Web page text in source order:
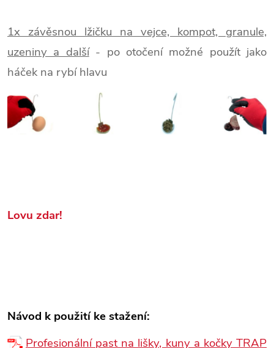
1x závěsnou lžičku na vejce, kompot, granule,
uzeniny a další- po otočení možné použít jako
háček na rybí hlavu
Lovu zdar!
Návod k použití ke stažení:
Profesionální past na lišky, kuny a kočky TRAP